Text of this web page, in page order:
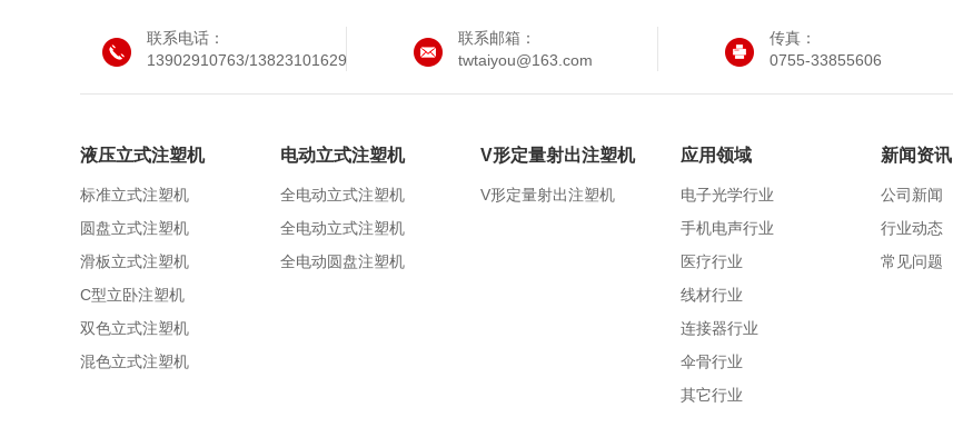
联系电话：
13902910763/13823101629
联系邮箱：
twtaiyou@163.com
传真：
0755-33855606
液压立式注塑机
标准立式注塑机
圆盘立式注塑机
滑板立式注塑机
C型立卧注塑机
双色立式注塑机
混色立式注塑机
电动立式注塑机
全电动立式注塑机
全电动立式注塑机
全电动圆盘注塑机
V形定量射出注塑机
V形定量射出注塑机
应用领域
电子光学行业
手机电声行业
医疗行业
线材行业
连接器行业
伞骨行业
其它行业
新闻资讯
公司新闻
行业动态
常见问题